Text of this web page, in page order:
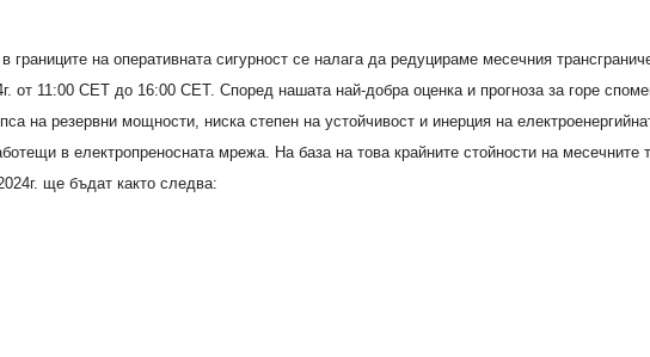
на оперативната сигурност се налага да редуцираме месечния
от 11:00 CET до 16:00 CET. Според нашата най-добра оценка и прогноза за горе
на резервни мощности, ниска степен на устойчивост и инерция на
в електропреносната мрежа. На база на това крайните стойности на месечните
ще бъдат както следва: